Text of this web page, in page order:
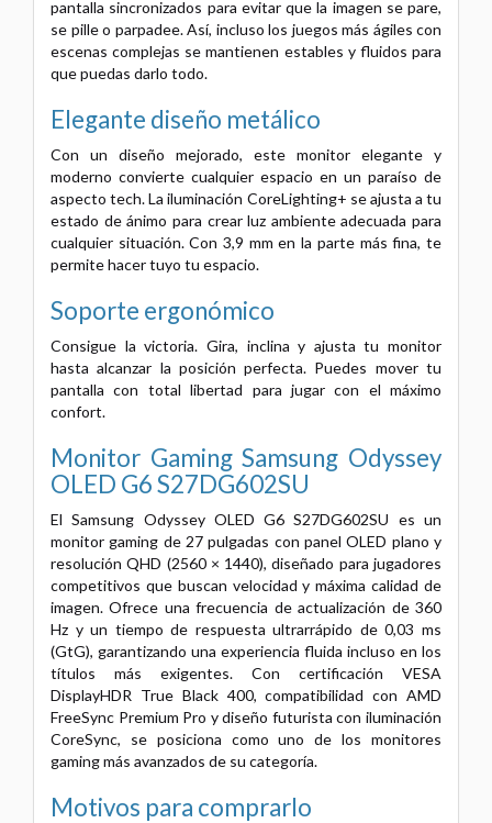
pantalla sincronizados para evitar que la imagen se pare,
se pille o parpadee. Así, incluso los juegos más ágiles con
escenas complejas se mantienen estables y fluidos para
que puedas darlo todo.
Elegante diseño metálico
Con un diseño mejorado, este monitor elegante y
moderno convierte cualquier espacio en un paraíso de
aspecto tech. La iluminación CoreLighting+ se ajusta a tu
estado de ánimo para crear luz ambiente adecuada para
cualquier situación. Con 3,9 mm en la parte más fina, te
permite hacer tuyo tu espacio.
Soporte ergonómico
Consigue la victoria. Gira, inclina y ajusta tu monitor
hasta alcanzar la posición perfecta. Puedes mover tu
pantalla con total libertad para jugar con el máximo
confort.
Monitor Gaming Samsung Odyssey
OLED G6 S27DG602SU
El Samsung Odyssey OLED G6 S27DG602SU es un
monitor gaming de 27 pulgadas con panel OLED plano y
resolución QHD (2560 × 1440), diseñado para jugadores
competitivos que buscan velocidad y máxima calidad de
imagen. Ofrece una frecuencia de actualización de 360
Hz y un tiempo de respuesta ultrarrápido de 0,03 ms
(GtG), garantizando una experiencia fluida incluso en los
títulos más exigentes. Con certificación VESA
DisplayHDR True Black 400, compatibilidad con AMD
FreeSync Premium Pro y diseño futurista con iluminación
CoreSync, se posiciona como uno de los monitores
gaming más avanzados de su categoría.
Motivos para comprarlo